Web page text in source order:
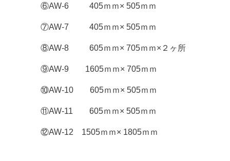
⑥AW-6 405ｍｍ× 505ｍｍ
⑦AW-7 405ｍｍ× 505ｍｍ
⑧AW-8 605ｍｍ× 705ｍｍ×２ヶ所
⑨AW-9 1605ｍｍ× 705ｍｍ
⑩AW-10 605ｍｍ× 505ｍｍ
⑪AW-11 605ｍｍ× 505ｍｍ
⑫AW-12 1505ｍｍ× 1805ｍｍ